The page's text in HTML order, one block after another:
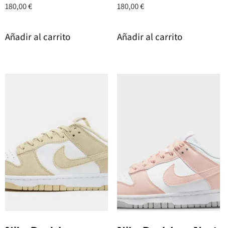
180,00€
Añadir al carrito
180,00€
Añadir al carrito